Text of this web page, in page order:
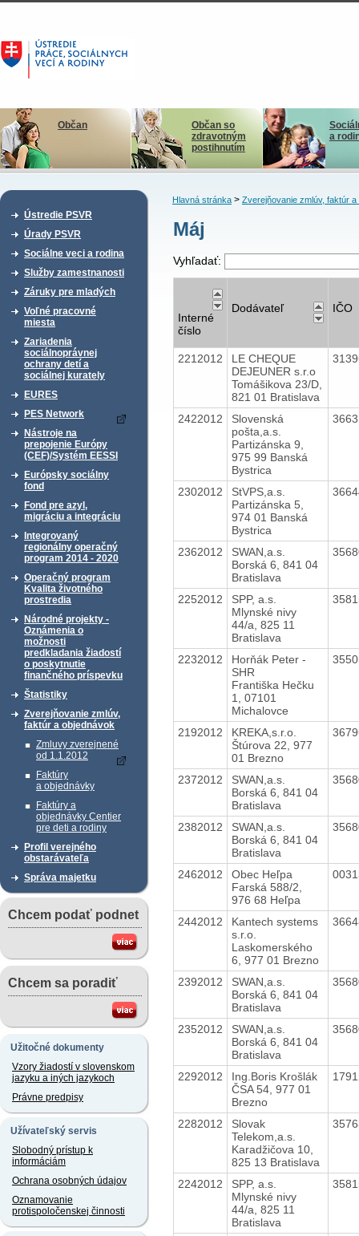
Občan
Občan so
zdravotným
postihnutím
a
Ústredie PSVR
Úrady PSVR
Sociálne veci a rodina
Služby zamestnanosti
Záruky pre mladých
Voľné pracovné
miesta
Zariadenia
sociálnoprávnej
ochrany detí a
sociálnej kurately
EURES
PES Network
Nástroje na
prepojenie Európy
(CEF)/Systém EESSI
Európsky sociálny
fond
Fond pre azyl,
migráciu a integráciu
Integrovaný
regionálny operačný
program 2014 - 2020
Operačný program
Kvalita životného
prostredia
Národné projekty -
Oznámenia o
možnosti
predkladania žiadostí
o poskytnutie
finančného príspevku
Štatistiky
Zverejňovanie zmlúv,
faktúr a objednávok
Zmluvy zverejnené
od 1.1.2012
Faktúry
a objednávky
Faktúry a
objednávky Centier
pre deti a rodiny
Profil verejného
obstarávateľa
Správa majetku
Chcem podať podnet
Chcem sa poradiť
Užitočné dokumenty
Vzory žiadostí v slovenskom
jazyku a iných jazykoch
Právne predpisy
Užívateľský servis
Slobodný prístup k
informáciám
Ochrana osobných údajov
Oznamovanie
protispoločenskej činnosti
Hlavná stránka> Zverejňovanie zmlúv, faktúr a
Máj
Vyhľadať:
Interné
číslo
Dodávateľ IČO
2212012
LE CHEQUE
DEJEUNER s.r.o
Tomášikova 23/D,
821 01 Bratislava
2422012
Slovenská
pošta,a.s.
Partizánska 9,
975 99 Banská
Bystrica
2302012
StVPS,a.s.
Partizánska 5,
974 01 Banská
Bystrica
2362012
SWAN,a.s.
Borská 6, 841 04
Bratislava
2252012
SPP, a.s.
Mlynské nivy
44/a, 825 11
Bratislava
2232012
Horňák Peter -
SHR
Františka Hečku
1, 07101
Michalovce
2192012
KREKA,s.r.o.
Štúrova 22, 977
01 Brezno
2372012
SWAN,a.s.
Borská 6, 841 04
Bratislava
2382012
SWAN,a.s.
Borská 6, 841 04
Bratislava
2462012
Obec Heľpa
Farská 588/2,
976 68 Heľpa
2442012
Kantech systems
s.r.o.
Laskomerského
6, 977 01 Brezno
2392012
SWAN,a.s.
Borská 6, 841 04
Bratislava
2352012
SWAN,a.s.
Borská 6, 841 04
Bratislava
2292012
Ing.Boris Krošlák
ČSA 54, 977 01
Brezno
2282012
Slovak
Telekom,a.s.
Karadžičova 10,
825 13 Bratislava
2242012
SPP, a.s.
Mlynské nivy
44/a, 825 11
Bratislava